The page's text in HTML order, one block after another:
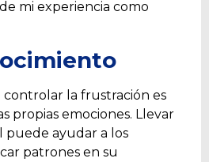
mi experiencia como
controlar la frustración es
propias emociones. Llevar
puede ayudar a los
patrones en su